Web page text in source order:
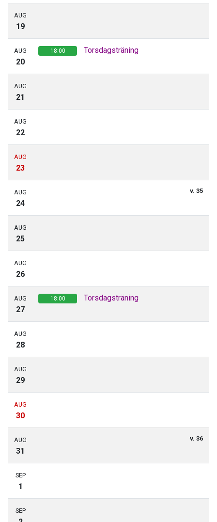
AUG
19
AUG
20
18:00 Torsdagsträning
AUG
21
AUG
22
AUG
23
AUG
24
v. 35
AUG
25
AUG
26
AUG
27
18:00 Torsdagsträning
AUG
28
AUG
29
AUG
30
AUG
31
v. 36
SEP
1
SEP